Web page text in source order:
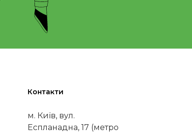
Контакти
м. Київ, вул.
Еспланадна, 17 (метро